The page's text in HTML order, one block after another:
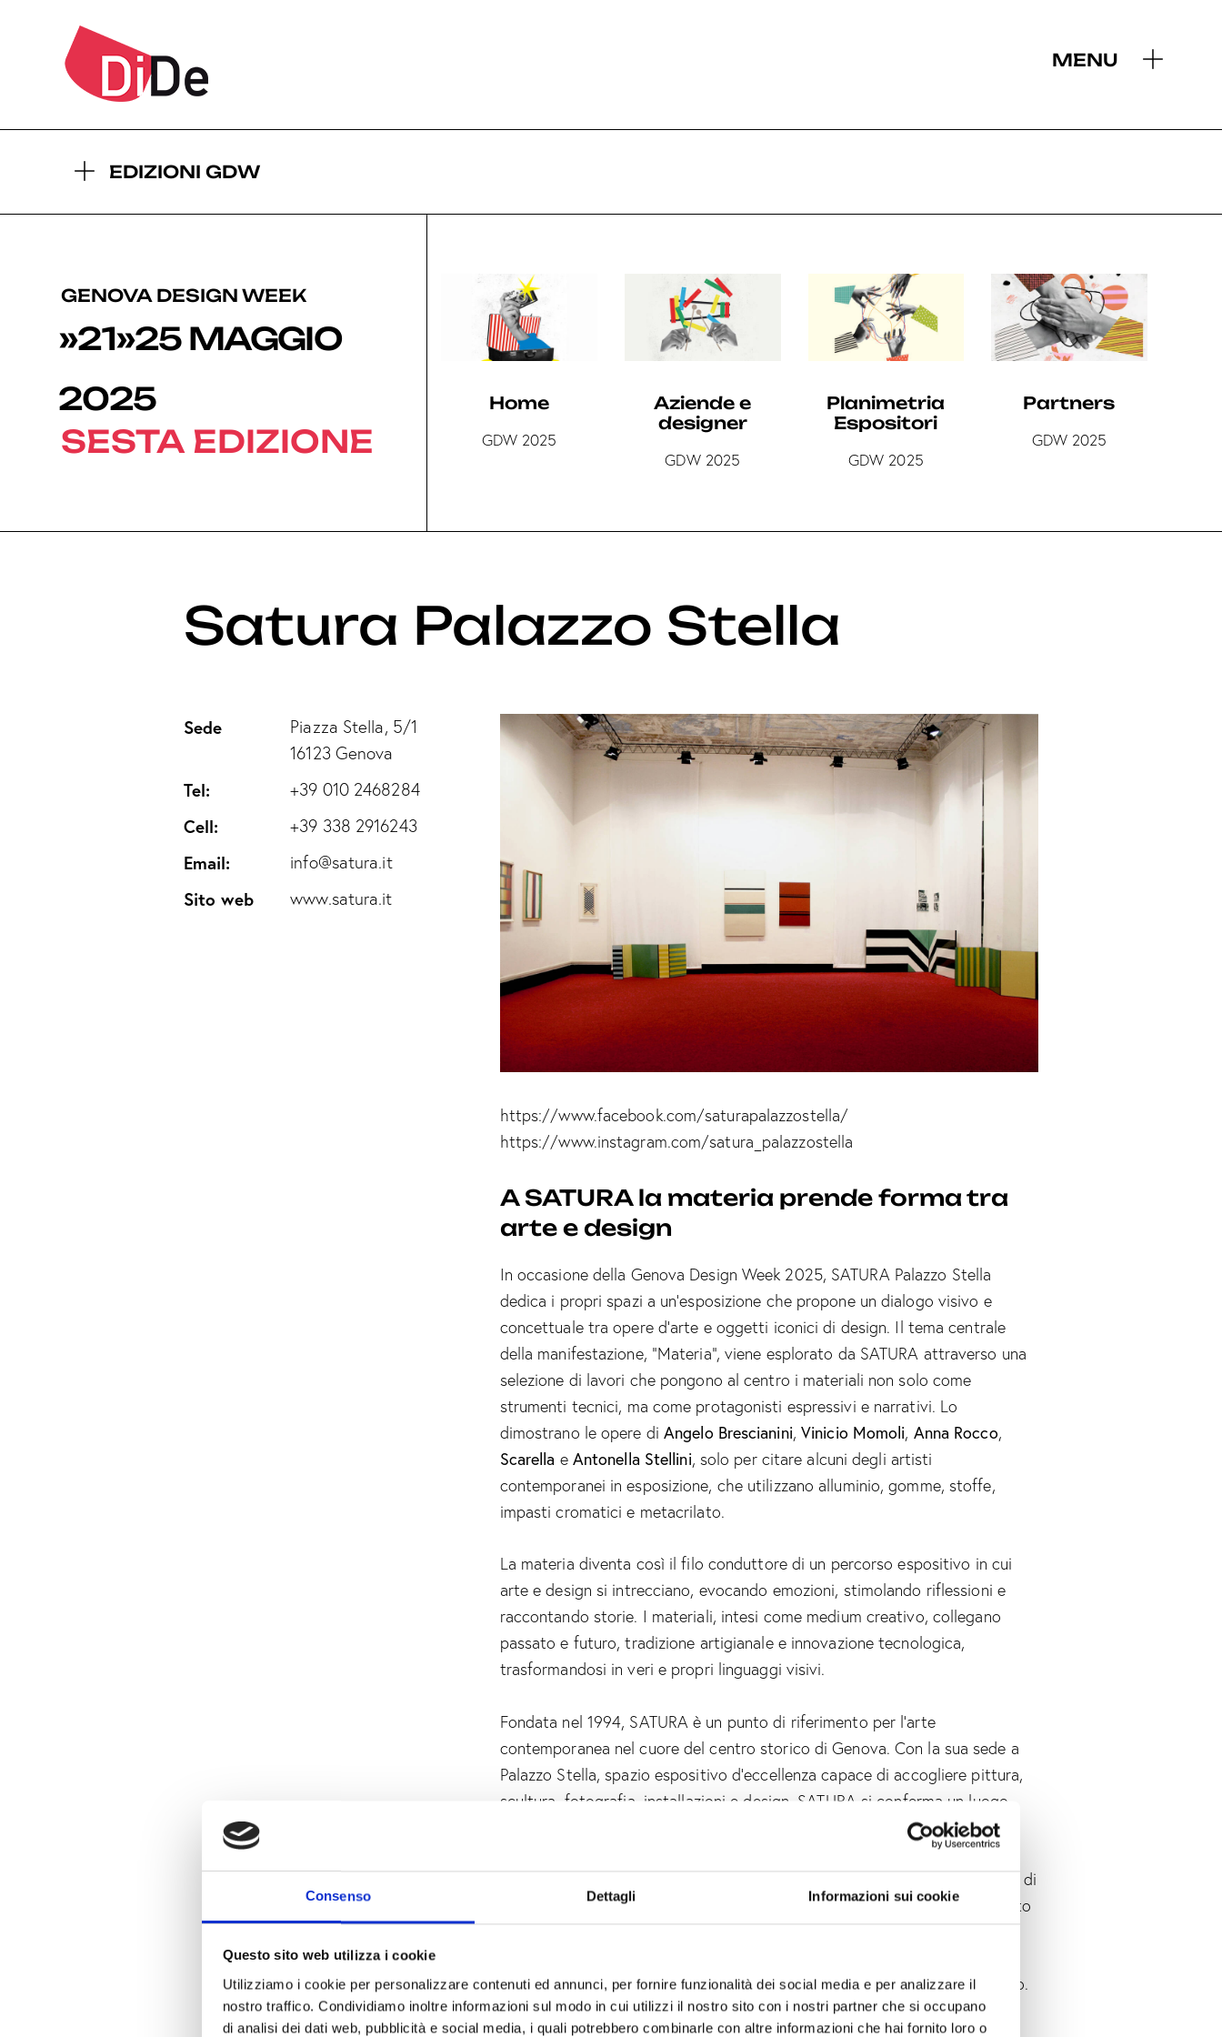
Consenso Dettagli Informazioni sui cookie
Questo sito web utilizza i cookie
Utilizziamo i cookie per personalizzare contenuti ed annunci, per fornire funzionalità dei social media e per analizzare il
nostro traffico. Condividiamo inoltre informazioni sul modo in cui utilizzi il nostro sito con i nostri partner che si occupano
di analisi dei dati web, pubblicità e social media, i quali potrebbero combinarle con altre informazioni che hai fornito loro o
MENU
EDIZIONI GDW
GENOVA DESIGN WEEK
»21»25 MAGGIO
2025
SESTA EDIZIONE
Home
GDW 2025
Aziende e
designer
GDW 2025
Planimetria
Espositori
GDW 2025
Partners
GDW 2025
Satura Palazzo Stella
Sede
Piazza Stella, 5/1
16123 Genova
Tel: +39 010 2468284
Cell: +39 338 2916243
Email: info@satura.it
Sito web www.satura.it
https://www.facebook.com/saturapalazzostella/
https://www.instagram.com/satura_palazzostella
A SATURA la materia prende forma tra
arte e design
In occasione della Genova Design Week 2025, SATURA Palazzo Stella
dedica i propri spazi a un’esposizione che propone un dialogo visivo e
concettuale tra opere d’arte e oggetti iconici di design. Il tema centrale
della manifestazione, “Materia”, viene esplorato da SATURA attraverso una
selezione di lavori che pongono al centro i materiali non solo come
strumenti tecnici, ma come protagonisti espressivi e narrativi. Lo
dimostrano le opere di Angelo Brescianini,Vinicio Momoli, Anna Rocco,
Scarella e Antonella Stellini, solo per citare alcuni degli artisti
contemporanei in esposizione, che utilizzano alluminio, gomme, stoffe,
impasti cromatici e metacrilato.
La materia diventa così il filo conduttore di un percorso espositivo in cui
arte e design si intrecciano, evocando emozioni, stimolando riflessioni e
raccontando storie. I materiali, intesi come medium creativo, collegano
passato e futuro, tradizione artigianale e innovazione tecnologica,
trasformandosi in veri e propri linguaggi visivi.
Fondata nel 1994, SATURA è un punto di riferimento per l’arte
contemporanea nel cuore del centro storico di Genova. Con la sua sede a
Palazzo Stella, spazio espositivo d’eccellenza capace di accogliere pittura,
scultura, fotografia, installazioni e design, SATURA si conferma un luogo
La partecipazione alla Design Week si inserisce pienamente nella missione di
SATURA: promuovere la contaminazione tra discipline, supportare il talento
Le mostre resteranno apertedal 21 al 25 maggio 2025con ingresso libero.
Vernissage mercoledì 21 maggio dalle ore 18:00 alle ore 22:00
- EDIZIONI GDW: